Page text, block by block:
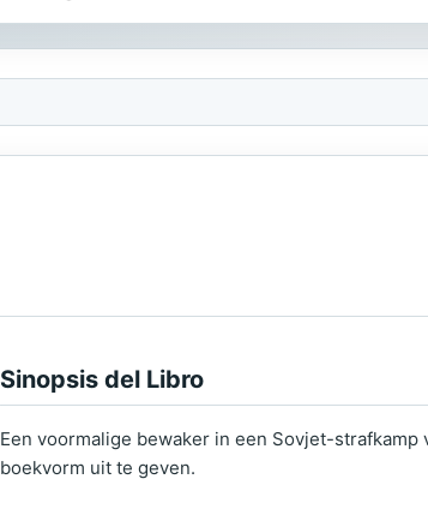
Sinopsis del Libro
Een voormalige bewaker in een Sovjet-
boekvorm uit te geven.